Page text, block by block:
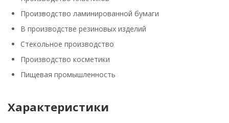
Производство ламинированной бумаги
В производстве резиновых изделий
Стекольное производство
Производство косметики
Пищевая промышленность
Характеристики